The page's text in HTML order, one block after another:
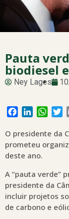
Pauta
biodiesel
Ney Lages
Facebook
LinkedIn
O presidente da
prometeu
deste ano.
A “pauta verde”
presidente da
incluir projetos
de carbono e